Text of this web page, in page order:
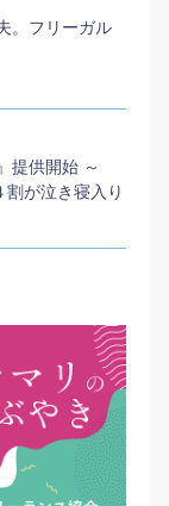
。フリーガル
提供開始 ～
が泣き寝入り